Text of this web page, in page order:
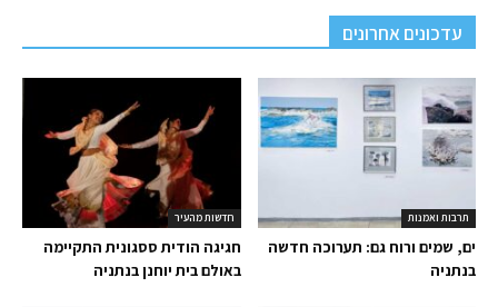
עדכונים אחרונים
חדשות מהעיר
חגיגה הודית ססגונית התקיימה
באולם בית יוחנן בנתניה
תרבות ואמנות
ים, שמים ורוח גם: תערוכה חדשה
בנתניה